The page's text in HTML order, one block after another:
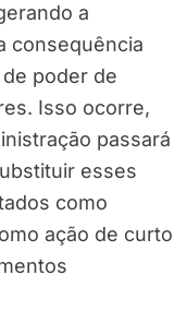
a
consequência
poder de
Isso ocorre,
passará
esses
como
ação de curto